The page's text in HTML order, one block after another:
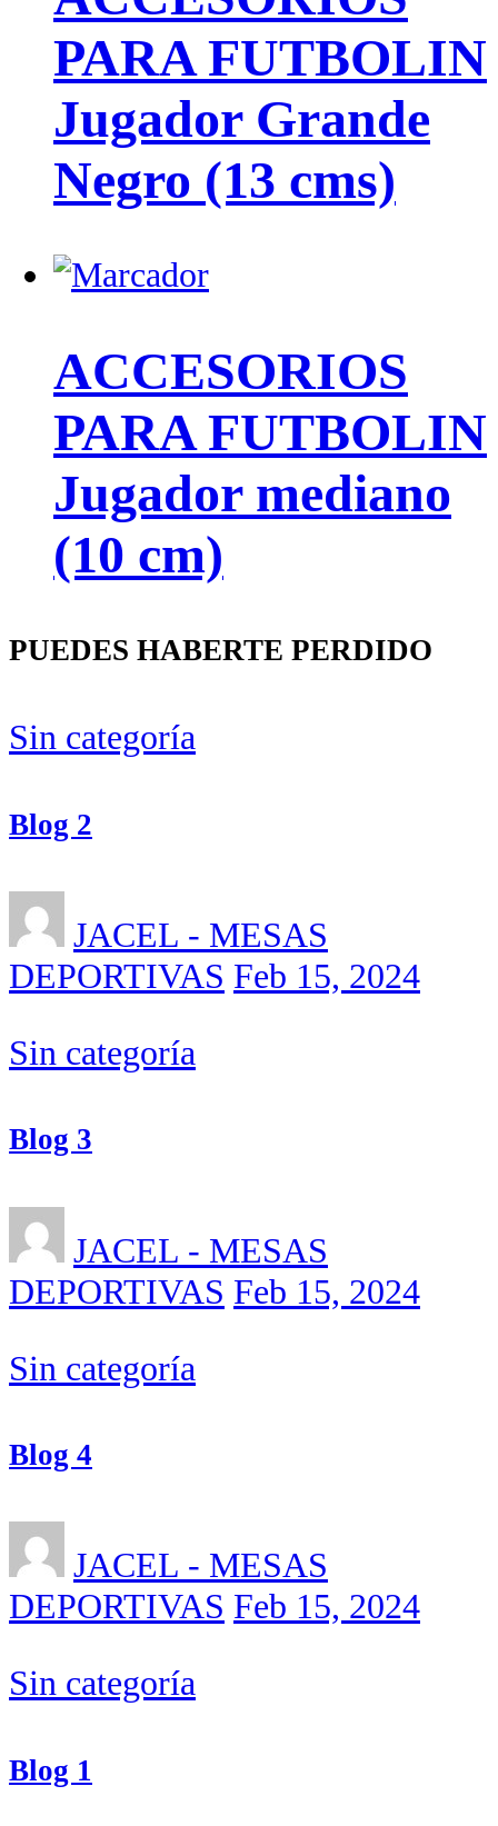
PARA FUTBOLIN
Jugador Grande
Negro (13 cms)
ACCESORIOS
PARA FUTBOLIN
Jugador mediano
(10 cm)
PUEDES HABERTE PERDIDO
Sin categoría
Blog 2
JACEL - MESAS
DEPORTIVAS Feb 15, 2024
Sin categoría
Blog 3
JACEL - MESAS
DEPORTIVAS Feb 15, 2024
Sin categoría
Blog 4
JACEL - MESAS
DEPORTIVAS Feb 15, 2024
Sin categoría
Blog 1